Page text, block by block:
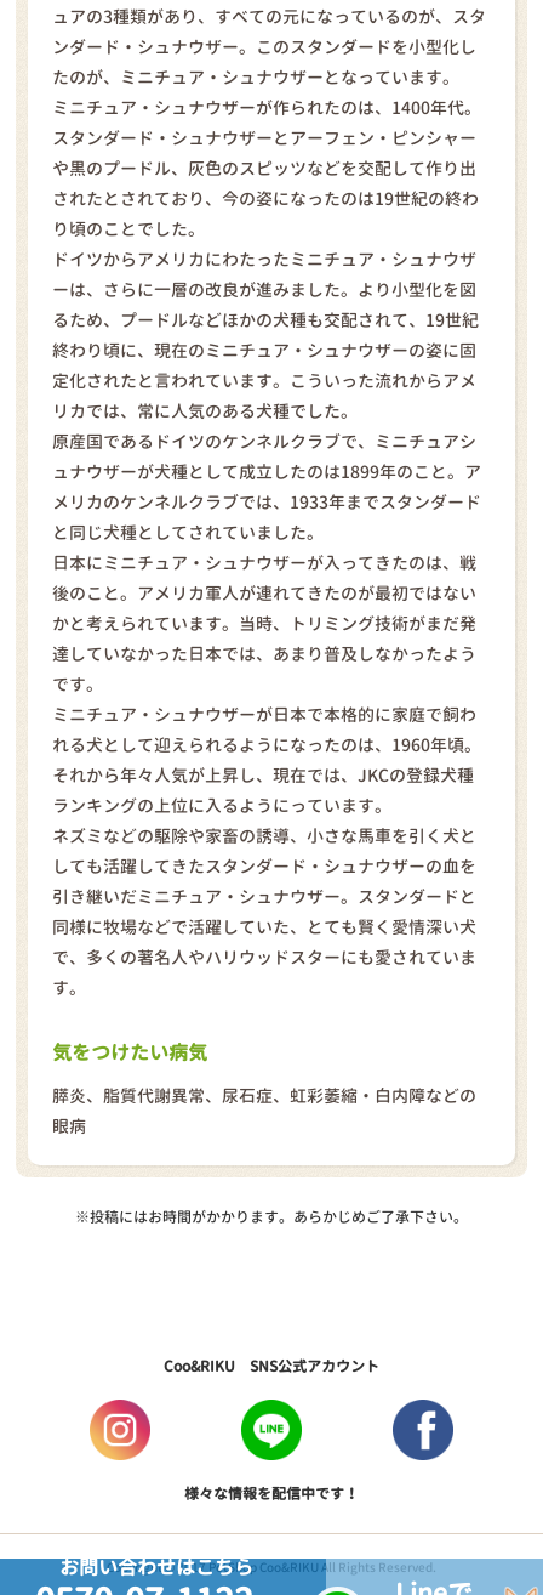
ュアの3種類があり、すべての元になっているのが、スタ
ンダード・シュナウザー。このスタンダードを小型化し
たのが、ミニチュア・シュナウザーとなっています。
ミニチュア・シュナウザーが作られたのは、1400年代。
スタンダード・シュナウザーとアーフェン・ピンシャー
や黒のプードル、灰色のスピッツなどを交配して作り出
されたとされており、今の姿になったのは19世紀の終わ
り頃のことでした。
ドイツからアメリカにわたったミニチュア・シュナウザ
ーは、さらに一層の改良が進みました。より小型化を図
るため、プードルなどほかの犬種も交配されて、19世紀
終わり頃に、現在のミニチュア・シュナウザーの姿に固
定化されたと言われています。こういった流れからアメ
リカでは、常に人気のある犬種でした。
原産国であるドイツのケンネルクラブで、ミニチュアシ
ュナウザーが犬種として成立したのは1899年のこと。ア
メリカのケンネルクラブでは、1933年までスタンダード
と同じ犬種としてされていました。
日本にミニチュア・シュナウザーが入ってきたのは、戦
後のこと。アメリカ軍人が連れてきたのが最初ではない
かと考えられています。当時、トリミング技術がまだ発
達していなかった日本では、あまり普及しなかったよう
です。
ミニチュア・シュナウザーが日本で本格的に家庭で飼わ
れる犬として迎えられるようになったのは、1960年頃。
それから年々人気が上昇し、現在では、JKCの登録犬種
ランキングの上位に入るようにっています。
ネズミなどの駆除や家畜の誘導、小さな馬車を引く犬と
しても活躍してきたスタンダード・シュナウザーの血を
引き継いだミニチュア・シュナウザー。スタンダードと
同様に牧場などで活躍していた、とても賢く愛情深い犬
で、多くの著名人やハリウッドスターにも愛されていま
す。
気をつけたい病気
膵炎、脂質代謝異常、尿石症、虹彩萎縮・白内障などの
眼病
※投稿にはお時間がかかります。あらかじめご了承下さい。
お問い合わせはこちら
Coo&RIKU SNS公式アカウント
様々な情報を配信中です！
Copyright © 2017 PetShop Coo&RIKU All Rights Reserved.